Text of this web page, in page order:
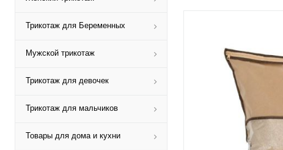
Трикотаж для Беременных
Мужской трикотаж
Трикотаж для девочек
Трикотаж для мальчиков
Товары для дома и кухни